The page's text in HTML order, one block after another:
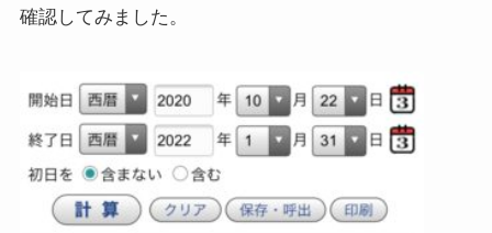
確認してみました。